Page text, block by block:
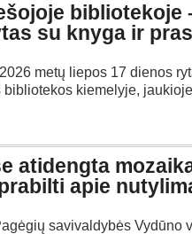
bibliotekoje
su knyga ir
metų liepos 17 dienos
kiemelyje,
atidengta
apie
savivaldybės Vydūno